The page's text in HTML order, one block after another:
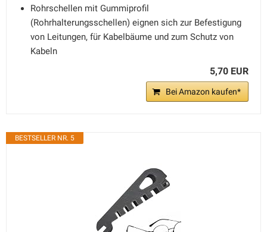
Rohrschellen mit Gummiprofil
(Rohrhalterungsschellen) eignen sich zur Befestigung
von Leitungen, für Kabelbäume und zum Schutz von
Kabeln
5,70 EUR
Bei Amazon kaufen*
BESTSELLER NR. 5